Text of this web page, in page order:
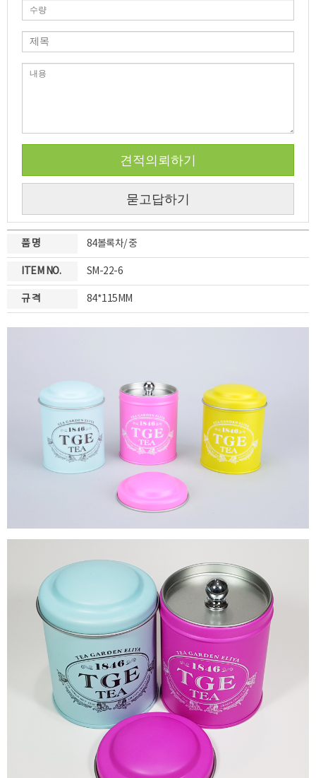
견적의뢰하기
묻고답하기
품 명 84볼록차/ 중
ITEM NO. SM-22-6
규 격 84*115MM